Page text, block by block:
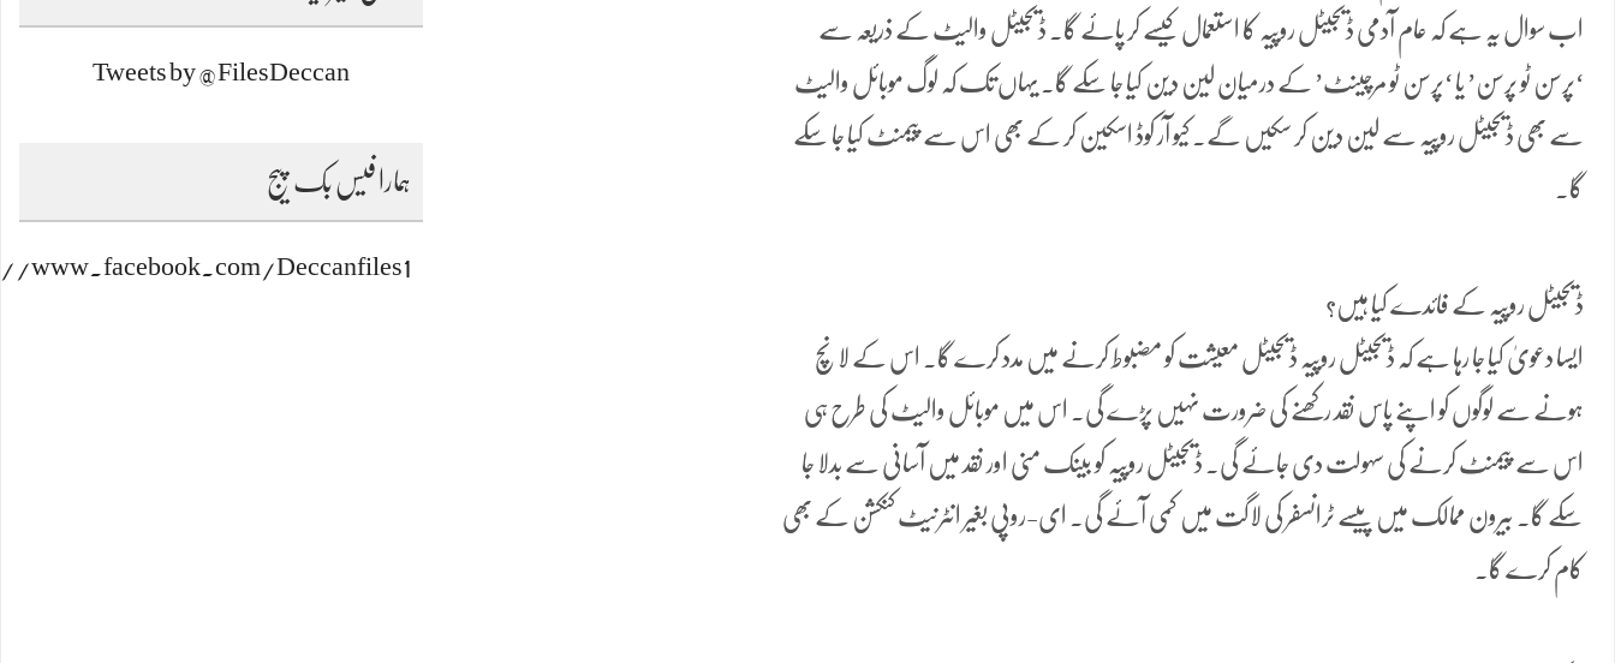
اب سوال یہ ہے کہ عام آدمی ڈیجیٹل روپیہ کا استعمال کیسے کر پائے گا۔ ڈیجیٹل والیٹ کے ذریعہ سے
‘پرسن ٹو پرسن’ یا ‘پرسن ٹو مرچینٹ’ کے درمیان لین دین کیا جا سکے گا۔ یہاں تک کہ لوگ موبائل والیٹ
سے بھی ڈیجیٹل روپیہ سے لین دین کر سکیں گے۔ کیو آر کوڈ اسکین کر کے بھی اس سے پیمنٹ کیا جا سکے
گا۔
ڈیجیٹل روپیہ کے فائدے کیا ہیں؟
ایسا دعویٰ کیا جا رہا ہے کہ ڈیجیٹل روپیہ ڈیجیٹل معیشت کو مضبوط کرنے میں مدد کرے گا۔ اس کے لانچ
ہونے سے لوگوں کو اپنے پاس نقد رکھنے کی ضرورت نہیں پڑے گی۔ اس میں موبائل والیٹ کی طرح ہی
اس سے پیمنٹ کرنے کی سہولت دی جائے گی۔ ڈیجیٹل روپیہ کو بینک منی اور نقد میں آسانی سے بدلا جا
سکے گا۔ بیرون ممالک میں پیسے ٹرانسفر کی لاگت میں کمی آئے گی۔ ای-روپی بغیر انٹرنیٹ کنکشن کے بھی
کام کرے گا۔
Tweets by @FilesDeccan
ہمارا فیس بک پیج
www.facebook.com/Deccanfiles1